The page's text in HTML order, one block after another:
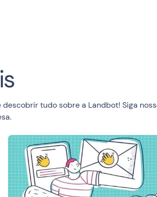
tudo sobre a Landbot! Siga